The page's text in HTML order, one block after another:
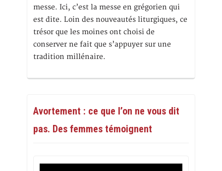
messe. Ici, c’est la messe en grégorien qui
est dite. Loin des nouveautés liturgiques, ce
trésor que les moines ont choisi de
conserver ne fait que s’appuyer sur une
tradition millénaire.
Avortement : ce que l’on ne vous dit
pas. Des femmes témoignent